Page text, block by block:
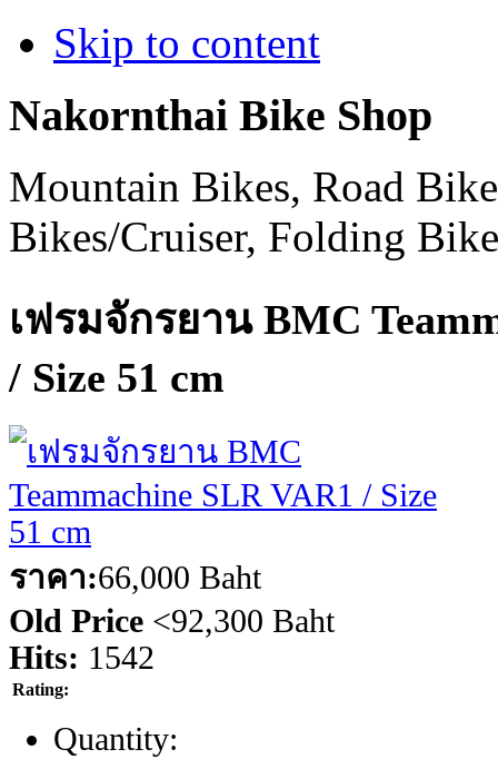
Skip to content
Nakornthai Bike Shop
Mountain Bikes, Road
Bikes/Cruiser, Folding
เฟรมจักรยาน BMC
/ Size 51 cm
ราคา:66,000 Baht
Old Price <92,300 Baht
Hits: 1542
Rating:
Quantity: